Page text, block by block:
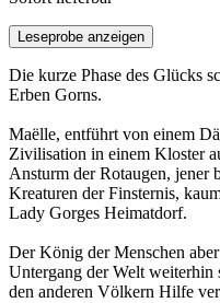
Leseprobe anzeigen
Die kurze Phase des Glücks
Erben Gorns.
Maëlle, entführt von einem
Zivilisation in einem Kloster
Ansturm der Rotaugen, jener
Kreaturen der Finsternis,
Lady Gorges Heimatdorf.
Der König der Menschen
Untergang der Welt weiterhin
den anderen Völkern Hilfe